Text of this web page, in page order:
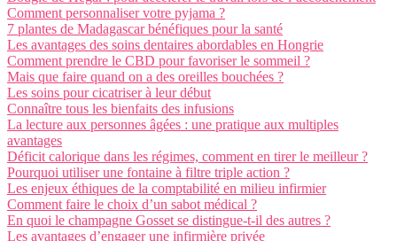
Comment personnaliser votre pyjama ?
7 plantes de Madagascar bénéfiques pour la santé
Les avantages des soins dentaires abordables en Hongrie
Comment prendre le CBD pour favoriser le sommeil ?
Mais que faire quand on a des oreilles bouchées ?
Les soins pour cicatriser à leur début
Connaître tous les bienfaits des infusions
La lecture aux personnes âgées : une pratique aux multiples
avantages
Déficit calorique dans les régimes, comment en tirer le meilleur ?
Pourquoi utiliser une fontaine à filtre triple action ?
Les enjeux éthiques de la comptabilité en milieu infirmier
Comment faire le choix d’un sabot médical ?
En quoi le champagne Gosset se distingue-t-il des autres ?
Les avantages d’engager une infirmière privée